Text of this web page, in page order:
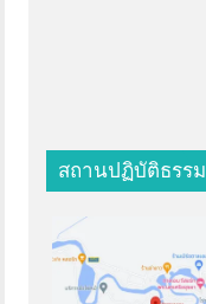
สถานปฏิบัติธรรม